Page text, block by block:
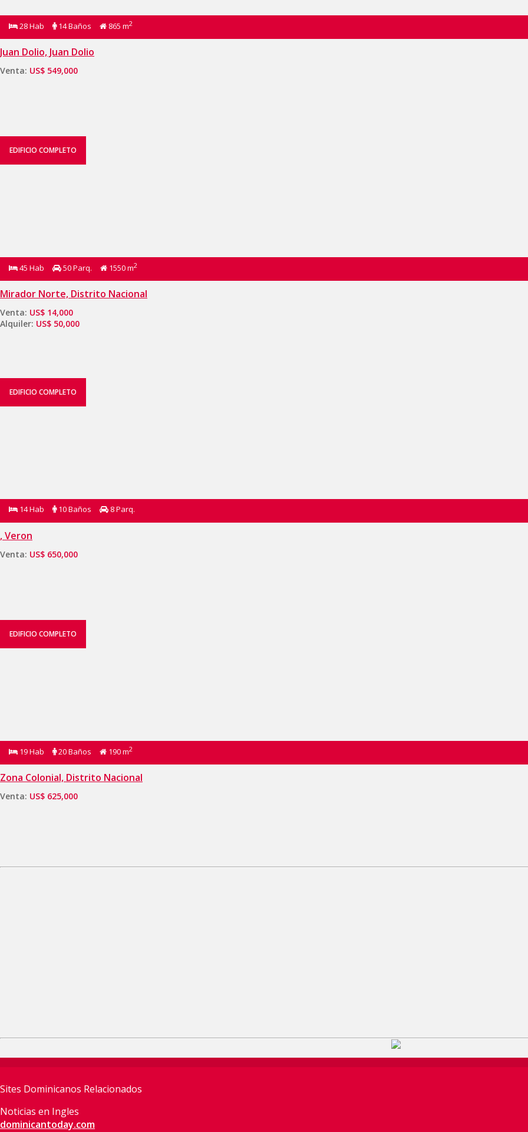
28 Hab 14 Baños 865 m2
Juan Dolio, Juan Dolio
Venta: US$ 549,000
EDIFICIO COMPLETO
45 Hab 50 Parq. 1550 m2
Mirador Norte, Distrito Nacional
Venta: US$ 14,000
Alquiler: US$ 50,000
EDIFICIO COMPLETO
14 Hab 10 Baños 8 Parq.
, Veron
Venta: US$ 650,000
EDIFICIO COMPLETO
19 Hab 20 Baños 190 m2
Zona Colonial, Distrito Nacional
Venta: US$ 625,000
Sites Dominicanos Relacionados
Noticias en Ingles
dominicantoday.com